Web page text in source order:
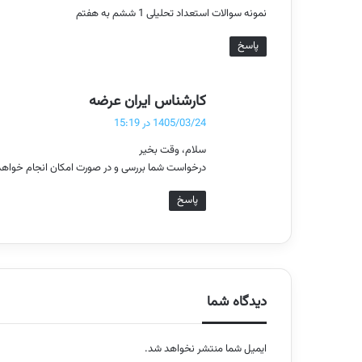
:
نمونه سوالات استعداد تحلیلی 1 ششم به هفتم
پاسخ
کارشناس ایران عرضه
1405/03/24 در 15:19
سلام، وقت بخیر
درخواست شما بررسی و در صورت امکان انجام
پاسخ
دیدگاه شما
ایمیل شما منتشر نخواهد شد.